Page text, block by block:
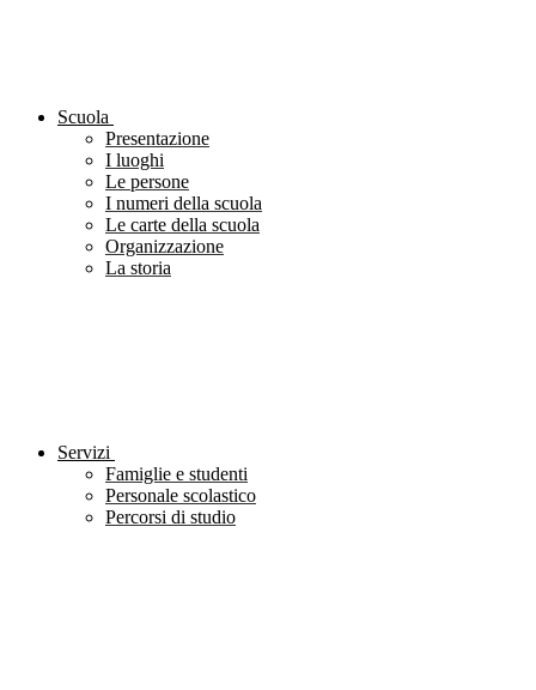
Scuola
Presentazione
I luoghi
Le persone
I numeri della scuola
Le carte della scuola
Organizzazione
La storia
Servizi
Famiglie e studenti
Personale scolastico
Percorsi di studio